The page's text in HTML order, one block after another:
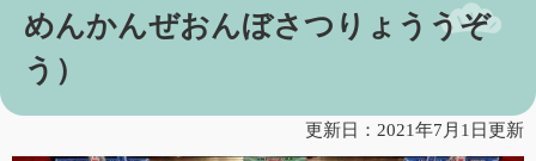
めんかんぜおんぼさつりょううぞ
う）
更新日：2021年7月1日更新